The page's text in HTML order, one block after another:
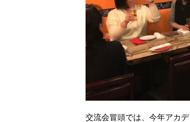
交流会冒頭では、今年アカ